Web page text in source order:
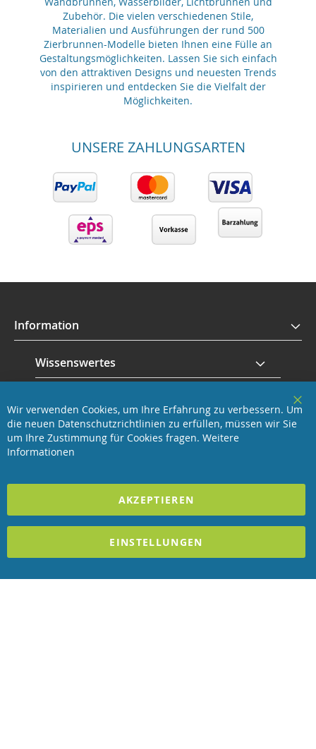
Zubehör. Die vielen verschiedenen Stile,
Materialien und Ausführungen der rund 500
Zierbrunnen-Modelle bieten Ihnen eine Fülle an
Gestaltungsmöglichkeiten. Lassen Sie sich einfach
von den attraktiven Designs und neuesten Trends
inspirieren und entdecken Sie die Vielfalt der
Möglichkeiten.
UNSERE ZAHLUNGSARTEN
Information
Wissenswertes
Revisage GmbH
Wir verwenden Cookies, um Ihre Erfahrung zu verbessern. Um
die neuen Datenschutzrichtlinien zu erfüllen, müssen wir Sie
um Ihre Zustimmung für Cookies fragen. Weitere
Informationen
AKZEPTIEREN
EINSTELLUNGEN